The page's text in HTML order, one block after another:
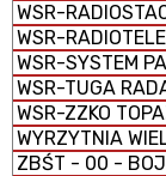
WSR-
WSR-
WSR-SYSTEM
WSR-TUGA
WSR-ZZKO
WYRZYTNIA
ZBŚT - 00 -